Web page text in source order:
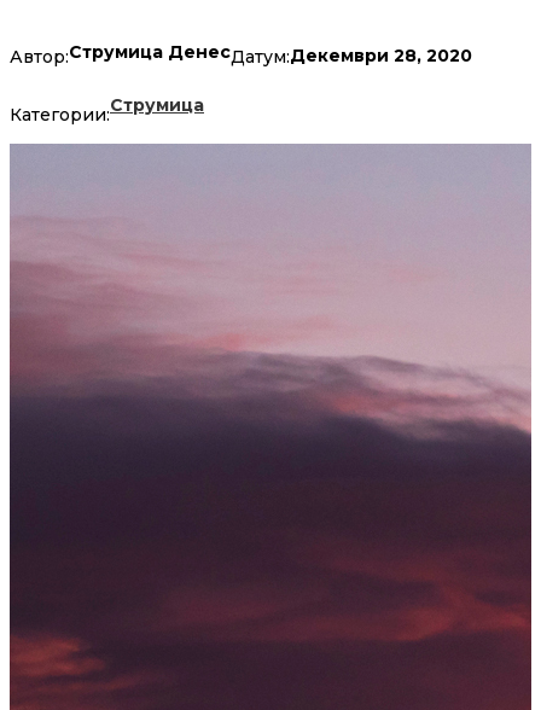
Автор:Струмица ДенесДатум:Декември 28, 2020
Категории:Струмица